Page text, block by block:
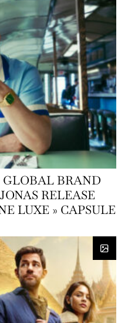
GLOBAL BRAND
RELEASE
LUXE » CAPSULE